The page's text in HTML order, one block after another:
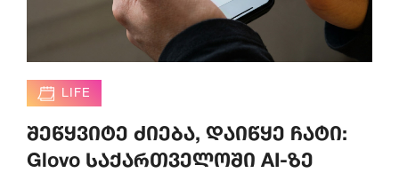
LIFE
შეწყვიტე ძიება, დაიწყე ჩატი:
Glovo საქართველოში AI-ზე